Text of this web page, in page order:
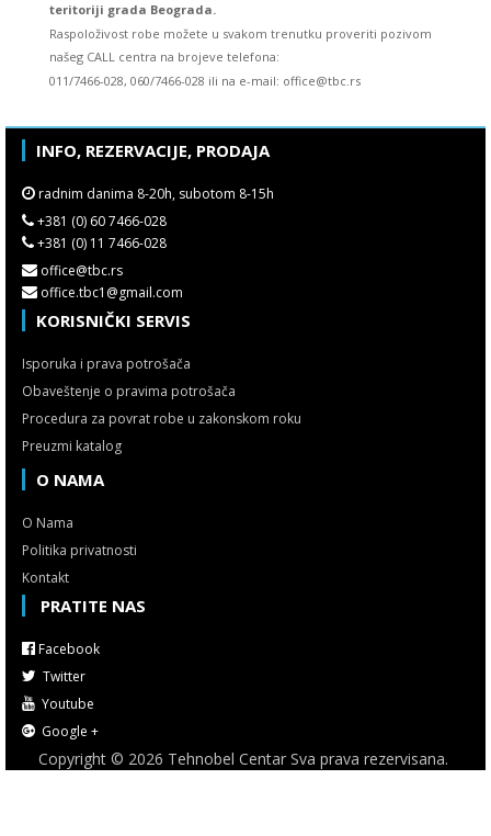
teritoriji grada Beograda.
Raspoloživost robe možete u svakom trenutku proveriti pozivom
našeg CALL centra na brojeve telefona:
011/7466-028, 060/7466-028 ili na e-mail: office@tbc.rs
INFO, REZERVACIJE, PRODAJA
radnim danima 8-20h, subotom 8-15h
+381 (0) 60 7466-028
+381 (0) 11 7466-028
office@tbc.rs
office.tbc1@gmail.com
KORISNIČKI SERVIS
Isporuka i prava potrošača
Obaveštenje o pravima potrošača
Procedura za povrat robe u zakonskom roku
Preuzmi katalog
O NAMA
O Nama
Politika privatnosti
Kontakt
PRATITE NAS
Facebook
Twitter
Youtube
Google +
Copyright © 2026 Tehnobel Centar Sva prava rezervisana.